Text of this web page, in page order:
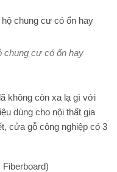
chung cư có ổn hay
không còn xa lạ gì với
dùng cho nội thất gia
cửa gỗ công nghiệp có 3